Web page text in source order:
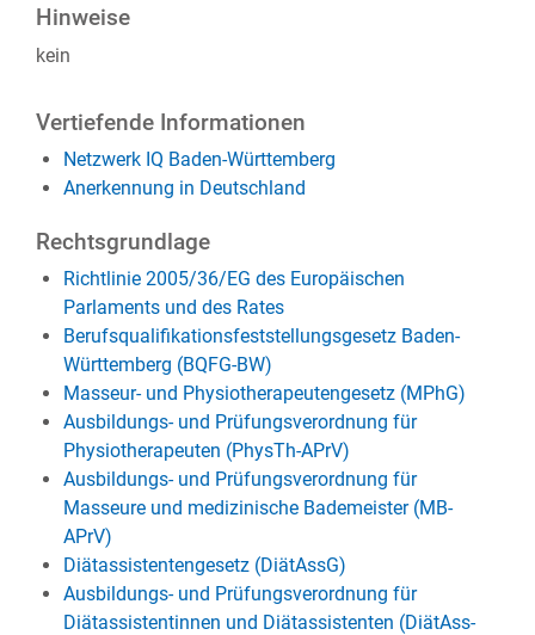
Hinweise
kein
Vertiefende Informationen
Netzwerk IQ Baden-Württemberg
Anerkennung in Deutschland
Rechtsgrundlage
Richtlinie 2005/36/EG des Europäischen
Parlaments und des Rates
Berufsqualifikationsfeststellungsgesetz Baden-
Württemberg (BQFG-BW)
Masseur- und Physiotherapeutengesetz (MPhG)
Ausbildungs- und Prüfungsverordnung für
Physiotherapeuten (PhysTh-APrV)
Ausbildungs- und Prüfungsverordnung für
Masseure und medizinische Bademeister (MB-
APrV)
Diätassistentengesetz (DiätAssG)
Ausbildungs- und Prüfungsverordnung für
Diätassistentinnen und Diätassistenten (DiätAss-